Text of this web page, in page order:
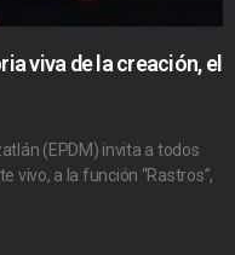
viva de la creación, el
(EPDM) invita a todos
vivo, a la función “Rastros”,